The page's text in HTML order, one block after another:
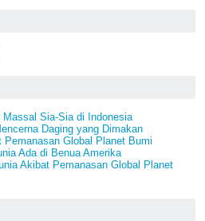
Sia-Sia di Indonesia
Daging yang Dimakan
Pemanasan Global Planet Bumi
Ada di Benua Amerika
Akibat Pemanasan Global Planet